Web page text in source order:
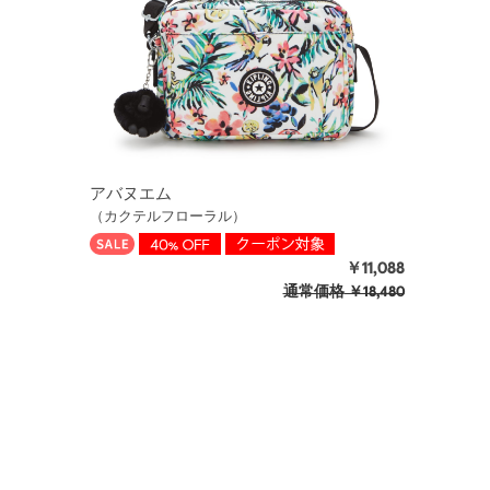
アバヌエム
（カクテルフローラル）
￥11,088
通常価格￥18,480